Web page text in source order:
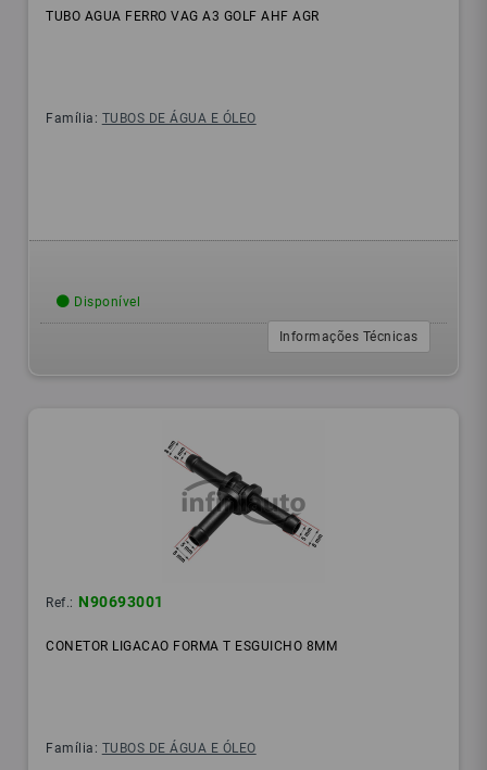
TUBO AGUA FERRO VAG A3 GOLF AHF AGR
Família: TUBOS DE ÁGUA E ÓLEO
Disponível
Informações Técnicas
Ref.: N90693001
CONETOR LIGACAO FORMA T ESGUICHO 8MM
Família: TUBOS DE ÁGUA E ÓLEO